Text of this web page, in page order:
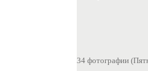
34 фотографии